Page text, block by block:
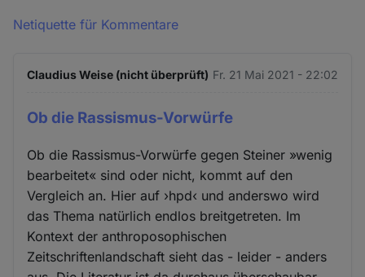
Netiquette für Kommentare
Claudius Weise (nicht überprüft) Fr. 21 Mai 2021 - 22:02
Ob die Rassismus-Vorwürfe
Ob die Rassismus-Vorwürfe gegen Steiner »wenig
bearbeitet« sind oder nicht, kommt auf den
Vergleich an. Hier auf ›hpd‹ und anderswo wird
das Thema natürlich endlos breitgetreten. Im
Kontext der anthroposophischen
Zeitschriftenlandschaft sieht das - leider - anders